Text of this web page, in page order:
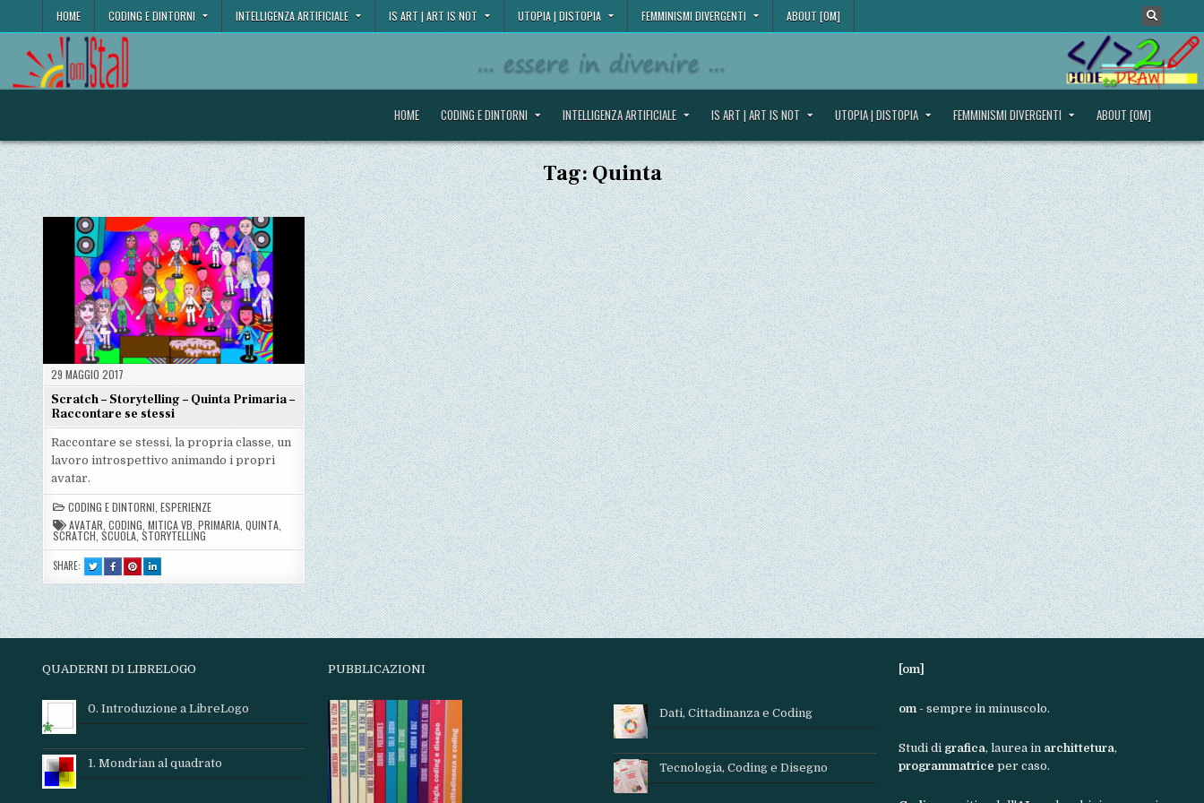
HOME CODING E DINTORNI INTELLIGENZA ARTIFICIALE IS ART | ART IS NOT UTOPIA | DISTOPIA FEMMINISMI DIVERGENTI ABOUT [OM]
HOME CODING E DINTORNI INTELLIGENZA ARTIFICIALE IS ART | ART IS NOT UTOPIA | DISTOPIA FEMMINISMI DIVERGENTI ABOUT [OM]
Tag:Quinta
29 MAGGIO 2017
Scratch – Storytelling – Quinta Primaria –
Raccontare se stessi
Raccontare se stessi, la propria classe, un
lavoro introspettivo animando i propri
avatar.
CODING E DINTORNI ESPERIENZE
AVATAR CODING MITICA VB PRIMARIA QUINTA
SCRATCH SCUOLA STORYTELLING
SHARE: TWEET
THIS!
:
SCRATCH
–
STORYTELLING
–
QUINTA
PRIMARIA
SE
STESSI
SHARE
THIS
ON
FACEBOOK
:
SCRATCH
–
STORYTELLING
–
–
RACCONTARE
SHARE
THIS
ON
PINTEREST
:
SCRATCH
–
STORYTELLING
–
–
RACCONTARE
SHARE
THIS
ON
LINKEDIN
:
SCRATCH
–
STORYTELLING
–
–
RACCONTARE
QUADERNI DI LIBRELOGO
0. Introduzione a LibreLogo
1. Mondrian al quadrato
PUBBLICAZIONI
Dati, Cittadinanza e Coding
Tecnologia, Coding e Disegno
[om]
om - sempre in minuscolo.
Studi di grafica, laurea in archittetura,
programmatriceper caso.